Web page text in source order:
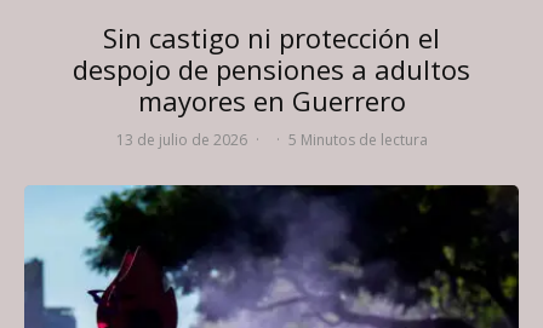
Sin castigo ni protección el
despojo de pensiones a adultos
mayores en Guerrero
13 de julio de 2026 · · 5 Minutos de lectura